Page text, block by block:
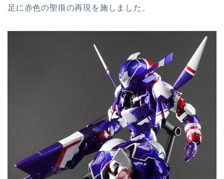
足に赤色の聖痕の再現を施しました。